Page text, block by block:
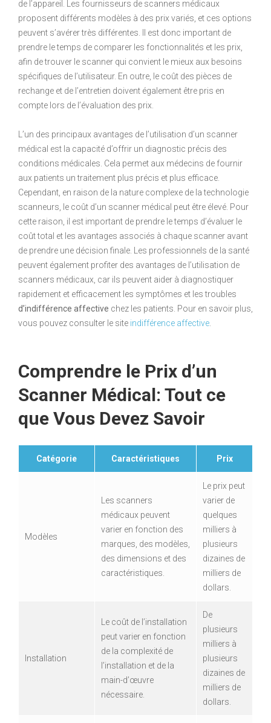
de l’appareil. Les fournisseurs de scanners médicaux
proposent différents modèles à des prix variés, et ces options
peuvent s’avérer très différentes. Il est donc important de
prendre le temps de comparer les fonctionnalités et les prix,
afin de trouver le scanner qui convient le mieux aux besoins
spécifiques de l’utilisateur. En outre, le coût des pièces de
rechange et de l’entretien doivent également être pris en
compte lors de l’évaluation des prix.
L’un des principaux avantages de l’utilisation d’un scanner
médical est la capacité d’offrir un diagnostic précis des
conditions médicales. Cela permet aux médecins de fournir
aux patients un traitement plus précis et plus efficace.
Cependant, en raison de la nature complexe de la technologie
scanneurs, le coût d’un scanner médical peut être élevé. Pour
cette raison, il est important de prendre le temps d’évaluer le
coût total et les avantages associés à chaque scanner avant
de prendre une décision finale. Les professionnels de la santé
peuvent également profiter des avantages de l’utilisation de
scanners médicaux, car ils peuvent aider à diagnostiquer
rapidement et efficacement les symptômes et les troubles
d’indifférence affective chez les patients. Pour en savoir plus,
vous pouvez consulter le site indifférence affective
Comprendre le Prix d’un
Scanner Médical: Tout ce
que Vous Devez Savoir
Catégorie Caractéristiques Prix
Modèles
Les scanners
médicaux peuvent
varier en fonction des
marques, des modèles,
des dimensions et des
caractéristiques.
Le prix peut
varier de
quelques
milliers à
plusieurs
dizaines de
milliers de
dollars.
Installation
Le coût de l’installation
peut varier en fonction
de la complexité de
l’installation et de la
main-d’œuvre
nécessaire.
De
plusieurs
milliers à
plusieurs
dizaines de
milliers de
dollars.